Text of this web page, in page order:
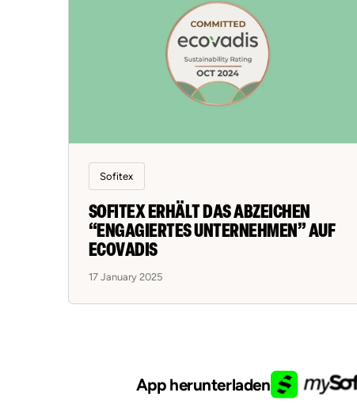
Sofitex
SOFITEX ERHÄLT DAS ABZEICHEN
“ENGAGIERTES UNTERNEHMEN” AUF
ECOVADIS
17 January 2025
App herunterladen